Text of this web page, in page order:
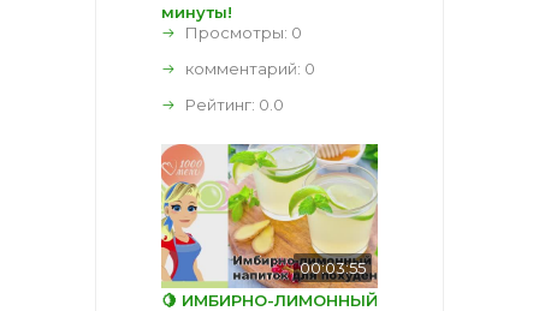
минуты!
Просмотры: 0
комментарий: 0
Рейтинг: 0.0
00:03:55
🍋 ИМБИРНО-ЛИМОННЫЙ